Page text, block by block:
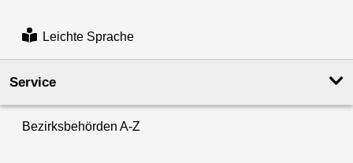
Leichte Sprache
Service
Bezirksbehörden A-Z